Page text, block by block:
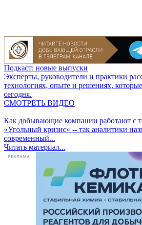
Подкаст: новые выпуски
Эксперты, руководители и практики
технологиях, опыте и решениях,
сегодня.
СМОТРЕТЬ ВИДЕО
Как добывающие компании работают с
«Угольный кризис» -- так аналитики
современный...
Читать материал...
РЕКЛАМА